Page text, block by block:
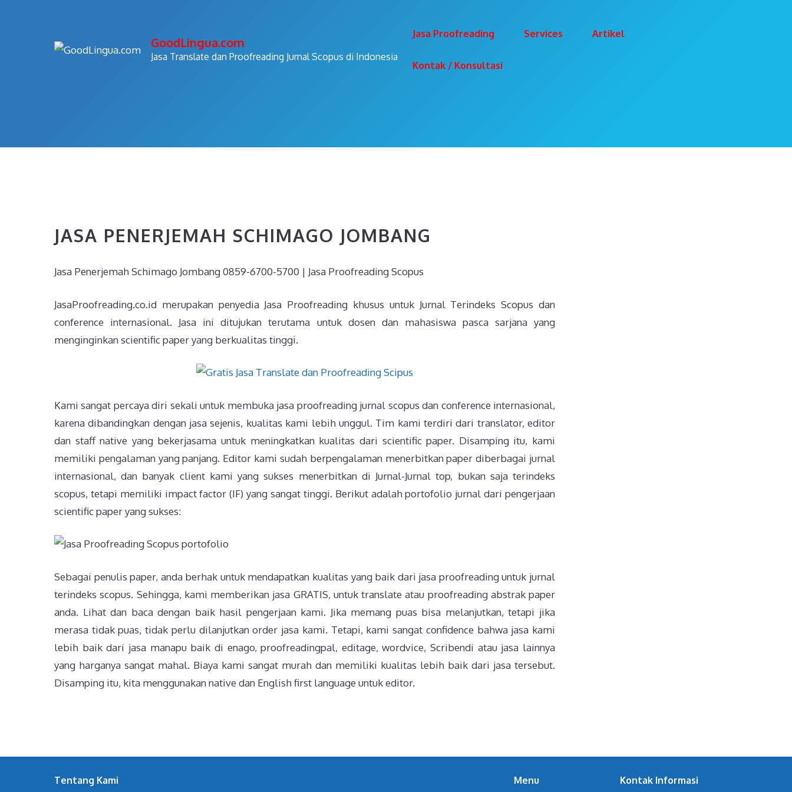
GoodLingua.com
Jasa Translate dan Proofreading Jurnal Scopus di Indonesia
Jasa Proofreading Services Artikel
Kontak / Konsultasi
JASA PENERJEMAH SCHIMAGO JOMBANG
Jasa Penerjemah Schimago Jombang 0859-6700-5700 | Jasa Proofreading Scopus
JasaProofreading.co.id merupakan penyedia Jasa Proofreading khusus untuk Jurnal Terindeks Scopus dan
conference internasional. Jasa ini ditujukan terutama untuk dosen dan mahasiswa pasca sarjana yang
menginginkan scientific paper yang berkualitas tinggi.
Kami sangat percaya diri sekali untuk membuka jasa proofreading jurnal scopus dan conference internasional,
karena dibandingkan dengan jasa sejenis, kualitas kami lebih unggul. Tim kami terdiri dari translator, editor
dan staff native yang bekerjasama untuk meningkatkan kualitas dari scientific paper. Disamping itu, kami
memiliki pengalaman yang panjang. Editor kami sudah berpengalaman menerbitkan paper diberbagai jurnal
internasional, dan banyak client kami yang sukses menerbitkan di Jurnal-Jurnal top, bukan saja terindeks
scopus, tetapi memiliki impact factor (IF) yang sangat tinggi. Berikut adalah portofolio jurnal dari pengerjaan
scientific paper yang sukses:
Sebagai penulis paper, anda berhak untuk mendapatkan kualitas yang baik dari jasa proofreading untuk jurnal
terindeks scopus. Sehingga, kami memberikan jasa GRATIS, untuk translate atau proofreading abstrak paper
anda. Lihat dan baca dengan baik hasil pengerjaan kami. Jika memang puas bisa melanjutkan, tetapi jika
merasa tidak puas, tidak perlu dilanjutkan order jasa kami. Tetapi, kami sangat confidence bahwa jasa kami
lebih baik dari jasa manapu baik di enago, proofreadingpal, editage, wordvice, Scribendi atau jasa lainnya
yang harganya sangat mahal. Biaya kami sangat murah dan memiliki kualitas lebih baik dari jasa tersebut.
Disamping itu, kita menggunakan native dan English first language untuk editor.
Tentang Kami Menu Kontak Informasi